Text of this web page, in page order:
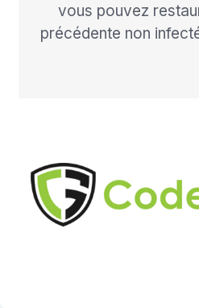
vous pouvez
précédente non